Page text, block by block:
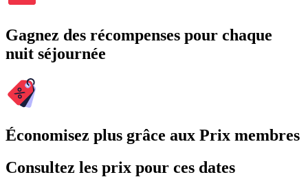
Gagnez des récompenses pour chaque
nuit séjournée
Économisez plus grâce aux Prix membres
Consultez les prix pour ces dates